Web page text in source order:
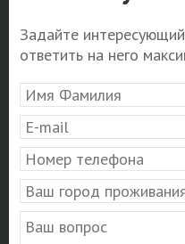
Задайте
ответить на него